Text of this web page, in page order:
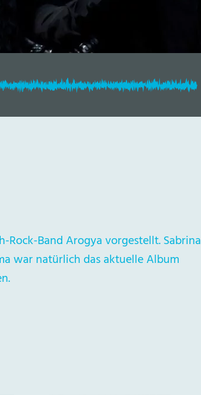
Band Arogya vorgestellt. Sabrina
war natürlich das aktuelle Album